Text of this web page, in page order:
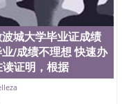
城大学毕业证成绩
/成绩不理想 快速办
证明，根据